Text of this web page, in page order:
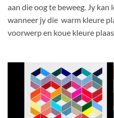
aan die oog te beweeg. Jy
wanneer jy die warm kleure
voorwerp en koue kleure